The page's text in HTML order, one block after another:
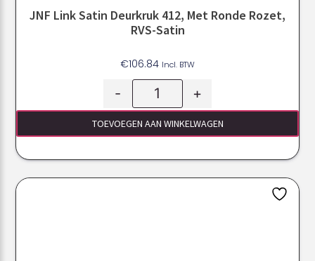
JNF Link Satin Deurkruk 412, Met Ronde Rozet,
RVS-Satin
€106.84 Incl. BTW
- +
TOEVOEGEN AAN WINKELWAGEN